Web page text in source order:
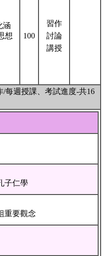
涵
想
100
習作
討論
講授
每週授課、考試進度-共16
子仁學
重要觀念